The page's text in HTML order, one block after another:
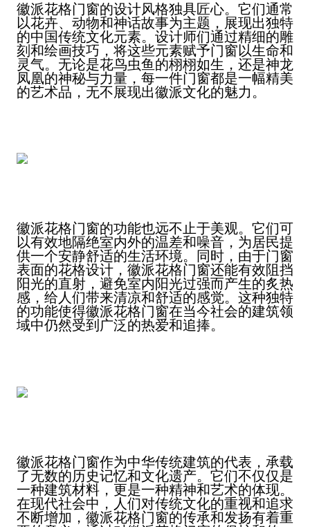
徽派花格门窗的设计风格独具匠心。它们通常
以花卉、动物和神话故事为主题，展现出独特
的中国传统文化元素。设计师们通过精细的雕
刻和绘画技巧，将这些元素赋予门窗以生命和
灵气。无论是花鸟虫鱼的栩栩如生，还是神龙
凤凰的神秘与力量，每一件门窗都是一幅精美
的艺术品，无不展现出徽派文化的魅力。
徽派花格门窗的功能也远不止于美观。它们可
以有效地隔绝室内外的温差和噪音，为居民提
供一个安静舒适的生活环境。同时，由于门窗
表面的花格设计，徽派花格门窗还能有效阻挡
阳光的直射，避免室内阳光过强而产生的炙热
感，给人们带来清凉和舒适的感觉。这种独特
的功能使得徽派花格门窗在当今社会的建筑领
域中仍然受到广泛的热爱和追捧。
徽派花格门窗作为中华传统建筑的代表，承载
了无数的历史记忆和文化遗产。它们不仅仅是
一种建筑材料，更是一种精神和艺术的体现。
在现代社会中，人们对传统文化的重视和追求
不断增加，徽派花格门窗的传承和发扬有着重